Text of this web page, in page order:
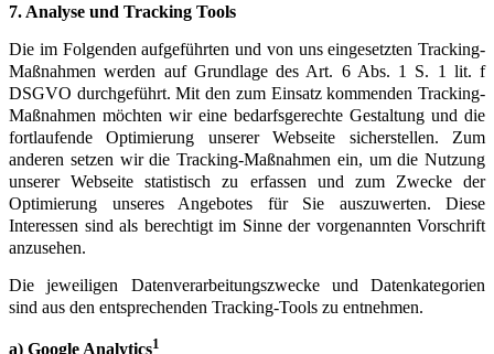
7. Analyse und Tracking Tools
Die im Folgenden aufgeführten und von uns eingesetzten Tracking-
Maßnahmen werden auf Grundlage des Art. 6 Abs. 1 S. 1 lit. f
DSGVO durchgeführt. Mit den zum Einsatz kommenden Tracking-
Maßnahmen möchten wir eine bedarfsgerechte Gestaltung und die
fortlaufende Optimierung unserer Webseite sicherstellen. Zum
anderen setzen wir die Tracking-Maßnahmen ein, um die Nutzung
unserer Webseite statistisch zu erfassen und zum Zwecke der
Optimierung unseres Angebotes für Sie auszuwerten. Diese
Interessen sind als berechtigt im Sinne der vorgenannten Vorschrift
anzusehen.
Die jeweiligen Datenverarbeitungszwecke und Datenkategorien
sind aus den entsprechenden Tracking-Tools zu entnehmen.
a) Google Analytics1